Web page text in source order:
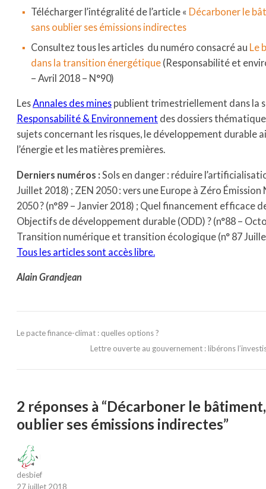
Télécharger l’intégralité de l’article « Décarboner le
sans oublier ses émissions indirectes
Consultez tous les articles du numéro consacré au Le
dans la transition énergétique (Responsabilité et
– Avril 2018 – N°90)
LesAnnales des mines publient trimestriellement dans la
Responsabilité & Environnement des dossiers
sujets concernant les risques, le développement durable
l’énergie et les matières premières.
Derniers numéros : Sols en danger : réduire
Juillet 2018) ; ZEN 2050 : vers une Europe à Zéro
2050 ? (n°89 – Janvier 2018) ; Quel financement efficace
Objectifs de développement durable (ODD) ? (n°88 –
Transition numérique et transition écologique (n° 87
Tous les articles sont accès libre.
Alain Grandjean
Le pacte finance-climat : quelles options ?
Lettre ouverte au gouvernement : libérons
2 réponses à “Décarboner le
oublier ses émissions indirectes”
desbief
27 juillet 2018